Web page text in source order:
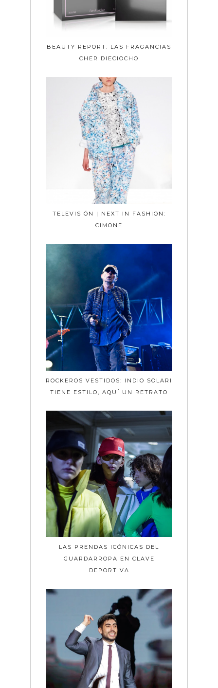
BEAUTY REPORT: LAS FRAGANCIAS
CHER DIECIOCHO
TELEVISIÓN | NEXT IN FASHION:
CIMONE
ROCKEROS VESTIDOS: INDIO SOLARI
TIENE ESTILO, AQUÍ UN RETRATO
LAS PRENDAS ICÓNICAS DEL
GUARDARROPA EN CLAVE
DEPORTIVA